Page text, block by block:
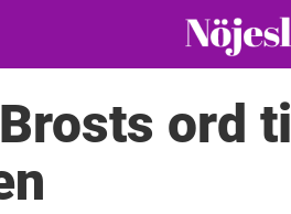
ord